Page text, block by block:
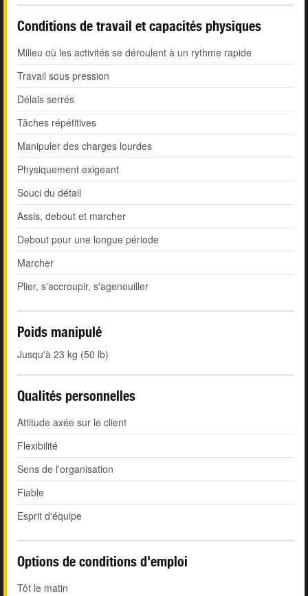
Conditions de travail et capacités physiques
Milieu où les activités se déroulent à un rythme rapide
Travail sous pression
Délais serrés
Tâches répétitives
Manipuler des charges lourdes
Physiquement exigeant
Souci du détail
Assis, debout et marcher
Debout pour une longue période
Marcher
Plier, s'accroupir, s'agenouiller
Poids manipulé
Jusqu'à 23 kg (50 lb)
Qualités personnelles
Attitude axée sur le client
Flexibilité
Sens de l'organisation
Fiable
Esprit d'équipe
Options de conditions d'emploi
Tôt le matin